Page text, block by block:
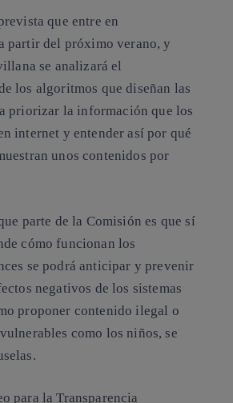
que entre en
partir del próximo verano, y
se analizará el
los algoritmos que diseñan las
priorizar la información que los
internet y entender asípor qué
unos contenidos por
parte de la Comisión es que sí
cómo funcionan los
se podráanticipar y prevenir
negativos de los sistemas
proponer contenido ilegal o
como los niños, se
para la Transparencia